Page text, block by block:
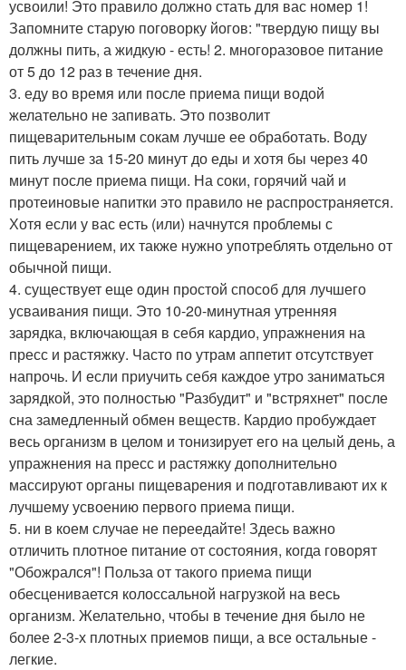
усвоили! Это правило должно стать для вас номер 1!
Запомните старую поговорку йогов: "твердую пищу вы
должны пить, а жидкую - есть! 2. многоразовое питание
от 5 до 12 раз в течение дня.
3. еду во время или после приема пищи водой
желательно не запивать. Это позволит
пищеварительным сокам лучше ее обработать. Воду
пить лучше за 15-20 минут до еды и хотя бы через 40
минут после приема пищи. На соки, горячий чай и
протеиновые напитки это правило не распространяется.
Хотя если у вас есть (или) начнутся проблемы с
пищеварением, их также нужно употреблять отдельно от
обычной пищи.
4. существует еще один простой способ для лучшего
усваивания пищи. Это 10-20-минутная утренняя
зарядка, включающая в себя кардио, упражнения на
пресс и растяжку. Часто по утрам аппетит отсутствует
напрочь. И если приучить себя каждое утро заниматься
зарядкой, это полностью "Разбудит" и "встряхнет" после
сна замедленный обмен веществ. Кардио пробуждает
весь организм в целом и тонизирует его на целый день, а
упражнения на пресс и растяжку дополнительно
массируют органы пищеварения и подготавливают их к
лучшему усвоению первого приема пищи.
5. ни в коем случае не переедайте! Здесь важно
отличить плотное питание от состояния, когда говорят
"Обожрался"! Польза от такого приема пищи
обесценивается колоссальной нагрузкой на весь
организм. Желательно, чтобы в течение дня было не
более 2-3-х плотных приемов пищи, а все остальные -
легкие.